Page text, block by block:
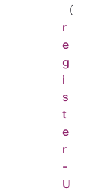
（
r
e
g
i
s
t
e
r
-
U